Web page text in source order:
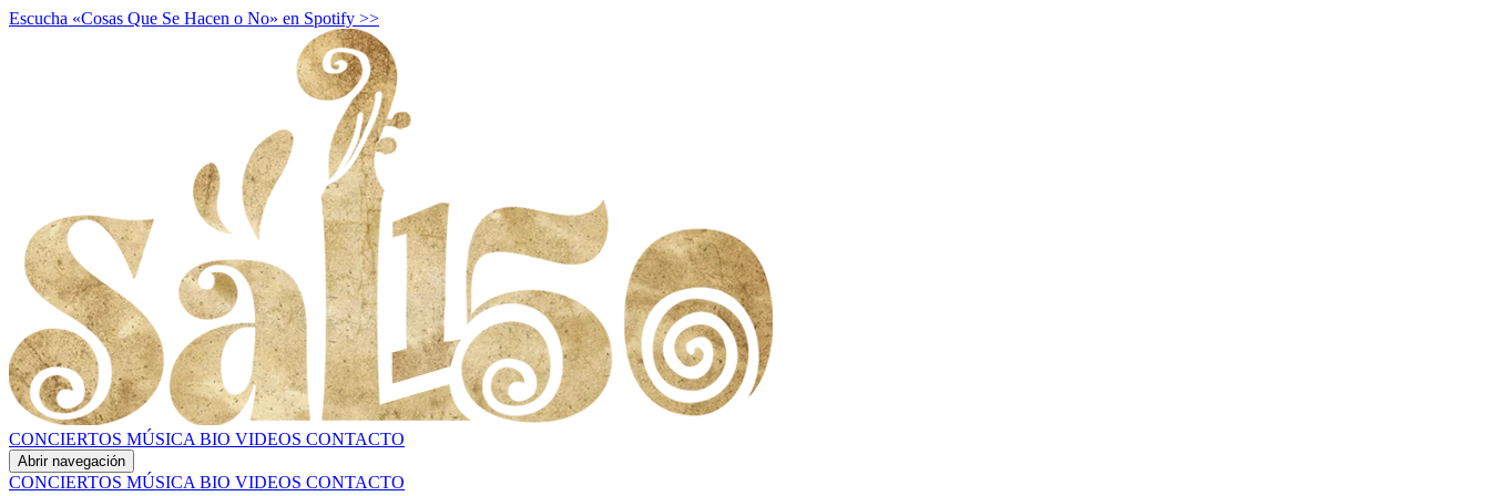
Escucha «Cosas Que Se Hacen o No» en Spotify >>
CONCIERTOS MÚSICA BIO VIDEOS CONTACTO
Abrir navegación
CONCIERTOS MÚSICA BIO VIDEOS CONTACTO